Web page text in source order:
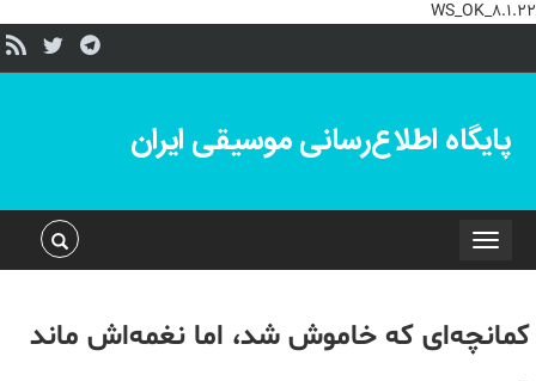
WS_OK_8.1.22
پایگاه اطلاع‌رسانی موسیقی ایران
Toggle
navigation
کمانچه‌ای که خاموش شد، اما نغمه‌اش ماند